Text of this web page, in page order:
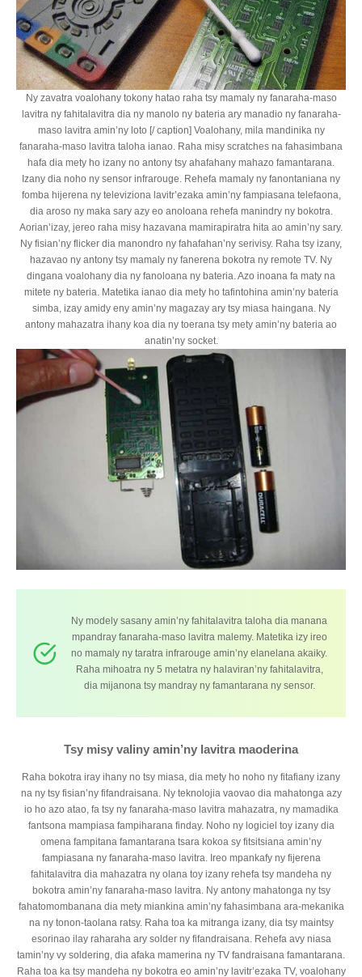
Ny zavatra voalohany tokony hatao raha tsy mamaly ny fanaraha-maso
lavitra ny fahitalavitra dia ny manolo ny bateria ary manadio ny fanaraha-
maso lavitra amin’ny loto [/ caption] Voalohany, mila mandinika ny
fanaraha-maso lavitra taloha ianao. Raha misy scratches na fahasimbana
hafa dia mety ho izany no antony tsy ahafahany mahazo famantarana.
Izany dia noho ny sensor infrarouge. Rehefa mamaly ny fanontaniana ny
fomba hijerena ny televiziona lavitr’ezaka amin’ny fampiasana telefaona,
dia aroso ny maka sary azy eo anoloana rehefa manindry ny bokotra.
Aorian’izay, jereo raha misy hazavana mamirapiratra hita ao amin’ny sary.
Ny fisian’ny flicker dia manondro ny fahafahan’ny serivisy. Raha tsy izany,
hazavao ny antony tsy mamaly ny fanerena bokotra ny remote TV. Ny
dingana voalohany dia ny fanoloana ny bateria. Azo inoana fa maty na
mitete ny bateria. Matetika ianao dia mety ho tafintohina amin’ny bateria
simba, izay amidy eny amin’ny magazay ary tsy miasa haingana. Ny
antony mahazatra ihany koa dia ny toerana tsy mety amin’ny bateria ao
anatin’ny socket.
Ny modely sasany amin’ny fahitalavitra taloha dia manana
mpandray fanaraha-maso lavitra malemy. Matetika izy ireo
no mamaly ny taratra infrarouge amin’ny elanelana akaiky.
Raha mihoatra ny 5 metatra ny halaviran’ny fahitalavitra,
dia mijanona tsy mandray ny famantarana ny sensor.
Tsy misy valiny amin’ny lavitra maoderina
Raha bokotra iray ihany no tsy miasa, dia mety ho noho ny fitafiany izany
na ny tsy fisian’ny fifandraisana. Ny teknolojia vaovao dia mahatonga azy
io ho azo atao, fa tsy ny fanaraha-maso lavitra mahazatra, ny mamadika
fantsona mampiasa fampiharana finday. Noho ny logiciel toy izany dia
omena fampitana famantarana tsara kokoa sy fitsitsiana amin’ny
fampiasana ny fanaraha-maso lavitra. Ireo mpankafy ny fijerena
fahitalavitra dia mahazatra ny olana toy izany rehefa tsy mandeha ny
bokotra amin’ny fanaraha-maso lavitra. Ny antony mahatonga ny tsy
fahatomombanana dia mety miankina amin’ny fahasimbana ara-mekanika
na ny tonon-taolana ratsy. Raha toa ka mitranga izany, dia tsy maintsy
esorinao ilay raharaha ary solder ny fifandraisana. Rehefa avy niasa
tamin’ny vy soldering, dia afaka mamerina ny TV fandraisana famantarana.
Raha toa ka tsy mandeha ny bokotra eo amin’ny lavitr’ezaka TV, voalohany